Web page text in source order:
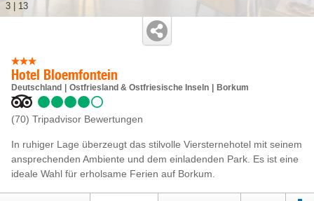
Hotel Bloemfontein
Deutschland Ostfriesland & Ostfriesische Inseln Borkum
(70) Tripadvisor Bewertungen
In ruhiger Lage überzeugt das stilvolle Viersternehotel mit seinem
ansprechenden Ambiente und dem einladenden Park. Es ist eine
ideale Wahl für erholsame Ferien auf Borkum.
3 13